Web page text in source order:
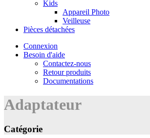
Kids
Appareil Photo
Veilleuse
Pièces détachées
Connexion
Besoin d'aide
Contactez-nous
Retour produits
Documentations
Adaptateur
Catégorie